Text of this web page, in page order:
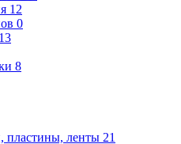
12
0
8
пластины, ленты 21